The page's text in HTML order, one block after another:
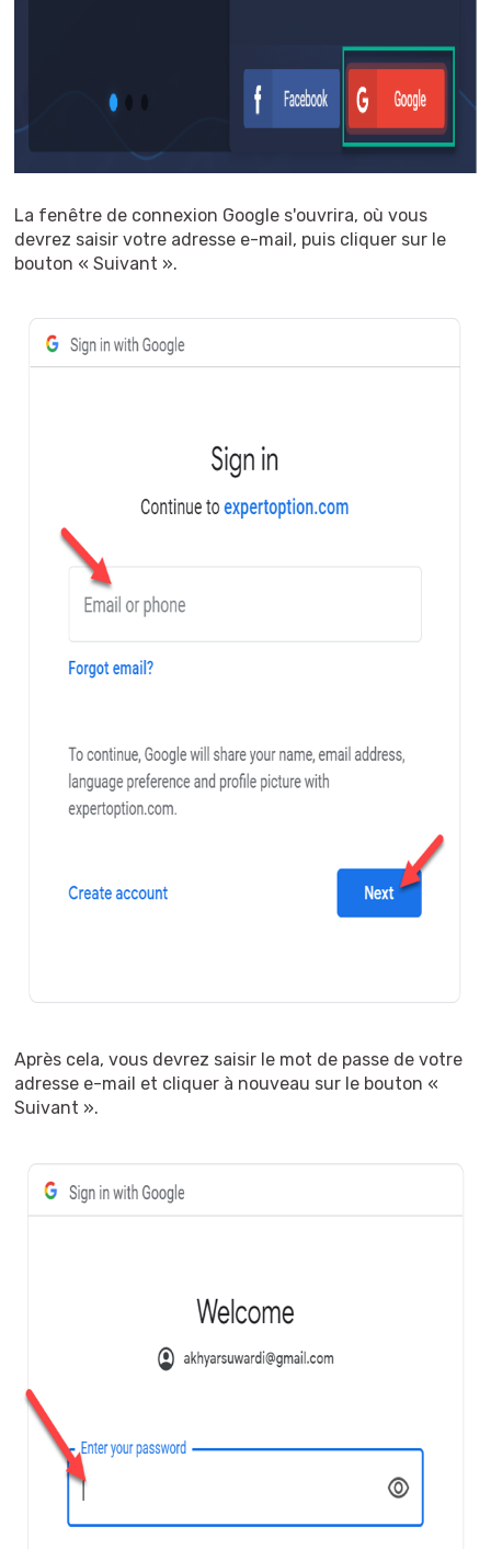
La fenêtre de connexion Google s'ouvrira, où vous
devrez saisir votre adresse e-mail, puis cliquer sur le
bouton « Suivant ».
Après cela, vous devrez saisir le mot de passe de votre
adresse e-mail et cliquer à nouveau sur le bouton «
Suivant ».